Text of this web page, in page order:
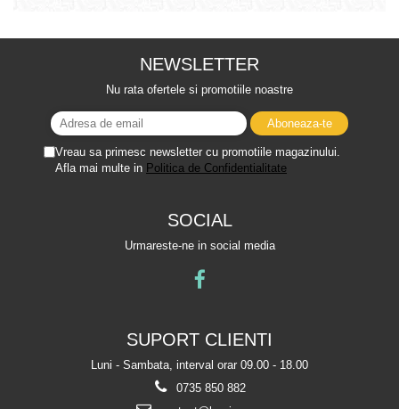
NEWSLETTER
Nu rata ofertele si promotiile noastre
Vreau sa primesc newsletter cu promotiile magazinului.
Afla mai multe in Politica de Confidentialitate
SOCIAL
Urmareste-ne in social media
SUPORT CLIENTI
Luni - Sambata, interval orar 09.00 - 18.00
0735 850 882